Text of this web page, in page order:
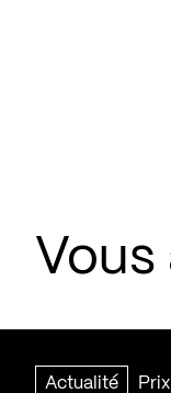
Actualité Prix